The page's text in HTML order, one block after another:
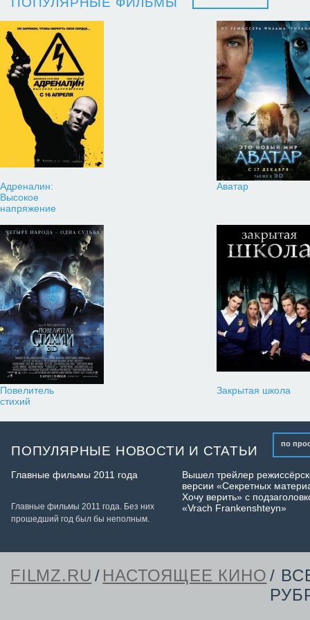
Адреналин:
Высокое
напряжение
Аватар
Повелитель
стихий
Закрытая школа
ПОПУЛЯРНЫЕ НОВОСТИ И СТАТЬИ по
Главные фильмы 2011 года
Главные фильмы 2011 года. Без них
прошедший год был бы неполным.
Вышел трейлер
версии «Секретных
Хочу верить» с
«Vrach Frankenshteyn»
FILMZ.RU / НАСТОЯЩЕЕ КИНО /